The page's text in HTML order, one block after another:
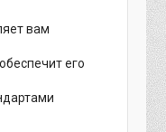
вам
его